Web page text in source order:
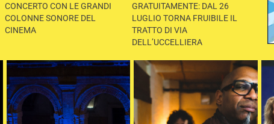
CONCERTO CON LE GRANDI
COLONNE SONORE DEL
CINEMA
GRATUITAMENTE: DAL 26
LUGLIO TORNA FRUIBILE IL
TRATTO DI VIA
DELL’UCCELLIERA